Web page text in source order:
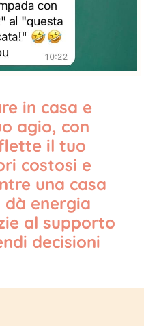
in casa e
agio, con
il tuo
costosi e
una casa
energia
al supporto
decisioni